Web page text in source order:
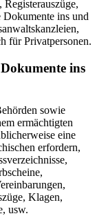
Dokumente ins und
für Privatpersonen.
ins
sowie
ermächtigten
eine
erfordern,
Klagen,
usw.